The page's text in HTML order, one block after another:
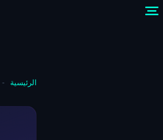
الرئيسية -